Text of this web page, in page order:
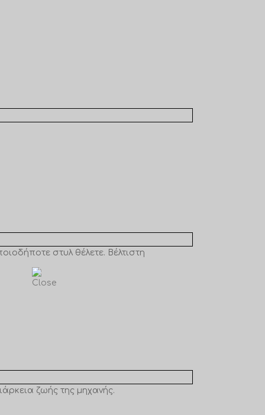
στυλ θέλετε. Βέλτιστη
ζωής της μηχανής.